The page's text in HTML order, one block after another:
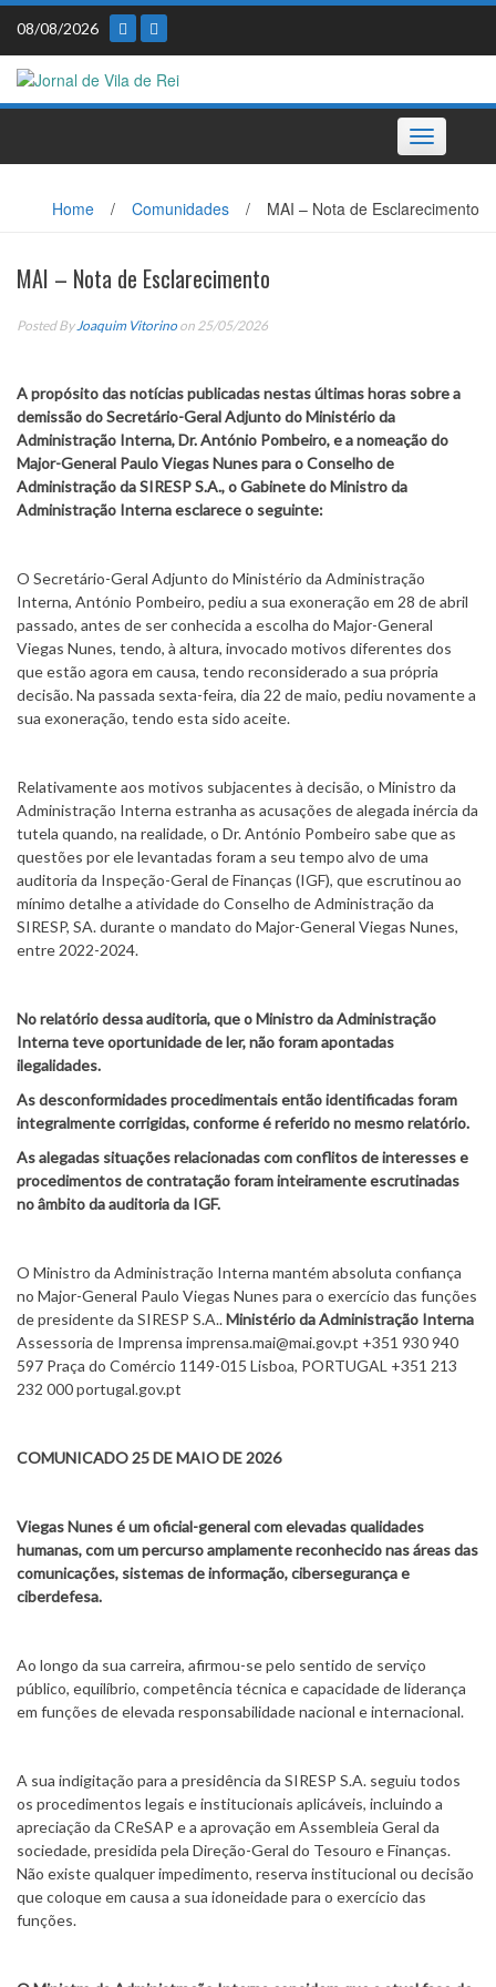
Skip
content
08/08/2026
Toggle
navigation
Home / Comunidades / MAI – Nota de Esclarecimento
MAI – Nota de Esclarecimento
Posted By Joaquim Vitorino on 25/05/2026
A propósito das notícias publicadas nestas últimas horas sobre a
demissão do Secretário-Geral Adjunto do Ministério da
Administração Interna, Dr. António Pombeiro, e a nomeação do
Major-General Paulo Viegas Nunes para o Conselho de
Administração da SIRESP S.A., o Gabinete do Ministro da
Administração Interna esclarece o seguinte:
O Secretário-Geral Adjunto do Ministério da Administração
Interna, António Pombeiro, pediu a sua exoneração em 28 de abril
passado, antes de ser conhecida a escolha do Major-General
Viegas Nunes, tendo, à altura, invocado motivos diferentes dos
que estão agora em causa, tendo reconsiderado a sua própria
decisão. Na passada sexta-feira, dia 22 de maio, pediu novamente a
sua exoneração, tendo esta sido aceite.
Relativamente aos motivos subjacentes à decisão, o Ministro da
Administração Interna estranha as acusações de alegada inércia da
tutela quando, na realidade, o Dr. António Pombeiro sabe que as
questões por ele levantadas foram a seu tempo alvo de uma
auditoria da Inspeção-Geral de Finanças (IGF), que escrutinou ao
mínimo detalhe a atividade do Conselho de Administração da
SIRESP, SA. durante o mandato do Major-General Viegas Nunes,
entre 2022-2024.
No relatório dessa auditoria, que o Ministro da Administração
Interna teve oportunidade de ler, não foram apontadas
ilegalidades.
As desconformidades procedimentais então identificadas foram
integralmente corrigidas, conforme é referido no mesmo relatório.
As alegadas situações relacionadas com conflitos de interesses e
procedimentos de contratação foram inteiramente escrutinadas
no âmbito da auditoria da IGF.
O Ministro da Administração Interna mantém absoluta confiança
no Major-General Paulo Viegas Nunes para o exercício das funções
de presidente da SIRESP S.A..Ministério da Administração Interna
Assessoria de Imprensa imprensa.mai@mai.gov.pt +351 930 940
597 Praça do Comércio 1149-015 Lisboa, PORTUGAL +351 213
232 000 portugal.gov.pt
COMUNICADO 25 DE MAIO DE 2026
Viegas Nunes é um oficial-general com elevadas qualidades
humanas, com um percurso amplamente reconhecido nas áreas das
comunicações, sistemas de informação, cibersegurança e
ciberdefesa.
Ao longo da sua carreira, afirmou-se pelo sentido de serviço
público, equilíbrio, competência técnica e capacidade de liderança
em funções de elevada responsabilidade nacional e internacional.
A sua indigitação para a presidência da SIRESP S.A. seguiu todos
os procedimentos legais e institucionais aplicáveis, incluindo a
apreciação da CReSAP e a aprovação em Assembleia Geral da
sociedade, presidida pela Direção-Geral do Tesouro e Finanças.
Não existe qualquer impedimento, reserva institucional ou decisão
que coloque em causa a sua idoneidade para o exercício das
funções.